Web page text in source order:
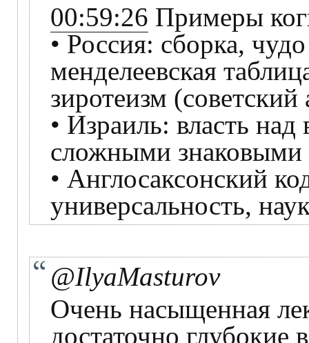
00:59:26 Примеры
• Россия: сборка,
менделеевская
зиротеизм (советский
• Израиль: власть
сложными знаковыми
• Англосаксонский
универсальность,
@IlyaMasturov
Очень насыщенная
достаточно